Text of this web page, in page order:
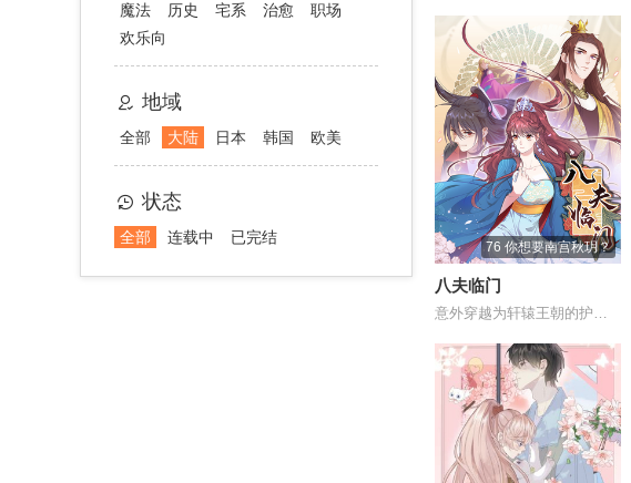
魔法
历史 宅系 治愈
职场
欢乐向
地域
全部 大陆 日本 韩国 欧美
状态
全部 连载中 已完结
76 你想要南宫秋玥？
八夫临门